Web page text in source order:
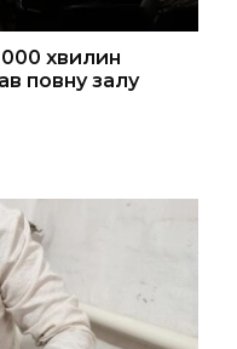
хвилин
повну залу